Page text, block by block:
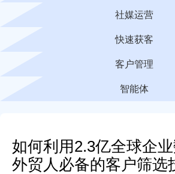
社媒运营
快速获客
客户管理
智能体
如何利用2.3亿全球企业
外贸人必备的客户筛选